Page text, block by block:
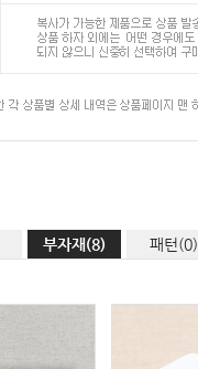
부자재(8) 패턴(0)